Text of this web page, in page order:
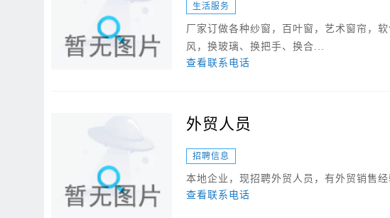
生活服务
厂家订做各种纱窗，百叶窗，艺术窗帘，
风，换玻璃、换把手、换合...
查看联系电话
外贸人员
招聘信息
本地企业，现招聘外贸人员，有外贸销售
查看联系电话